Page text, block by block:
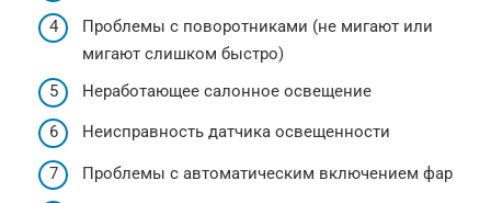
Проблемы с поворотниками (не мигают или
мигают слишком быстро)
Неработающее салонное освещение
Неисправность датчика освещенности
Проблемы с автоматическим включением фар